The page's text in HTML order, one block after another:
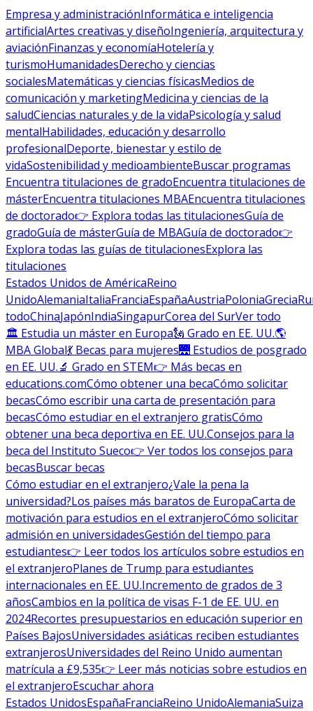
Empresa y administraciónInformática e inteligencia
artificialArtes creativas y diseñoIngeniería, arquitectura y
aviaciónFinanzas y economíaHotelería y
turismoHumanidadesDerecho y ciencias
socialesMatemáticas y ciencias físicasMedios de
comunicación y marketingMedicina y ciencias de la
saludCiencias naturales y de la vidaPsicología y salud
mentalHabilidades, educación y desarrollo
profesionalDeporte, bienestar y estilo de
vidaSostenibilidad y medioambienteBuscar programas
Encuentra titulaciones de gradoEncuentra titulaciones de
másterEncuentra titulaciones MBAEncuentra titulaciones
de doctorado👉 Explora todas las titulacionesGuía de
gradoGuía de másterGuía de MBAGuía de doctorado👉
Explora todas las guías de titulacionesExplora las
titulaciones
Estados Unidos de AméricaReino
UnidoAlemaniaItaliaFranciaEspañaAustriaPoloniaGrecia
todoChinaJapónIndiaSingapurCorea del SurVer todo
🏛 Estudia un máster en Europa🗽 Grado en EE. UU.🌎
MBA Global💃 Becas para mujeres🌉 Estudios de posgrado
en EE. UU.🔬 Grado en STEM👉 Más becas en
educations.comCómo obtener una becaCómo solicitar
becasCómo escribir una carta de presentación para
becasCómo estudiar en el extranjero gratisCómo
obtener una beca deportiva en EE. UU.Consejos para la
beca del Instituto Sueco👉 Ver todos los consejos para
becasBuscar becas
Cómo estudiar en el extranjero¿Vale la pena la
universidad?Los países más baratos de EuropaCarta de
motivación para estudios en el extranjeroCómo solicitar
admisión en universidadesGestión del tiempo para
estudiantes👉 Leer todos los artículos sobre estudios en
el extranjeroPlanes de Trump para estudiantes
internacionales en EE. UU.Incremento de grados de 3
añosCambios en la política de visas F-1 de EE. UU. en
2024Recortes presupuestarios en educación superior en
Países BajosUniversidades asiáticas reciben estudiantes
extranjerosUniversidades del Reino Unido aumentan
matrícula a £9,535👉 Leer más noticias sobre estudios en
el extranjeroEscuchar ahora
Estados UnidosEspañaFranciaReino UnidoAlemaniaSuiza